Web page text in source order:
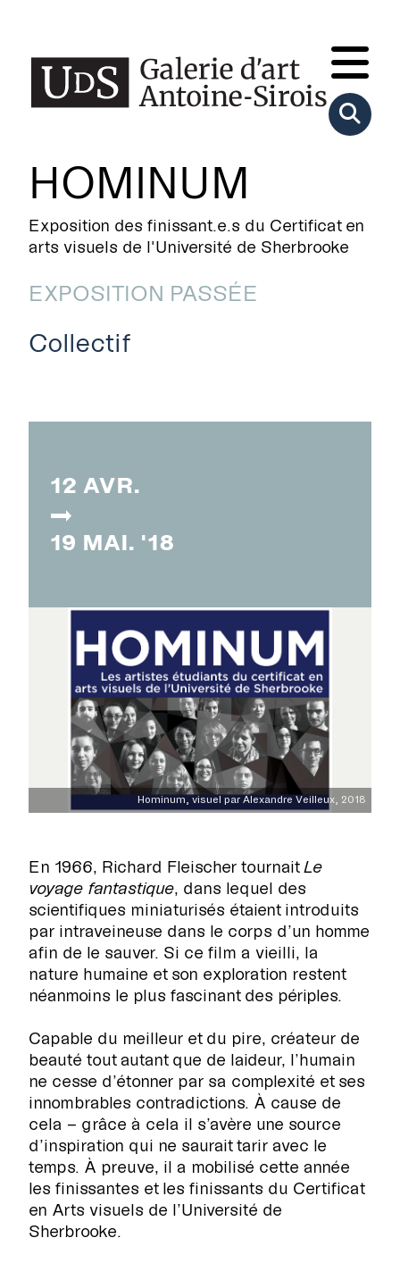
RECHERCHE

HOMINUM
Exposition des finissant.e.s du Certificat en
arts visuels de l'Université de Sherbrooke
EXPOSITION PASSÉE
Collectif
Hominum, visuel par Alexandre Veilleux, 2018
12 AVR.
19 MAI. '18
En 1966, Richard Fleischer tournaitLe
voyage fantastique, dans lequel des
scientifiques miniaturisés étaient introduits
par intraveineuse dans le corps d’un homme
afin de le sauver. Si ce film a vieilli, la
nature humaine et son exploration restent
néanmoins le plus fascinant des périples.
Capable du meilleur et du pire, créateur de
beauté tout autant que de laideur, l’humain
ne cesse d’étonner par sa complexité et ses
innombrables contradictions. À cause de
cela – grâce à cela il s’avère une source
d’inspiration qui ne saurait tarir avec le
temps. À preuve, il a mobilisé cette année
les finissantes et les finissants du Certificat
en Arts visuels de l’Université de
Sherbrooke.